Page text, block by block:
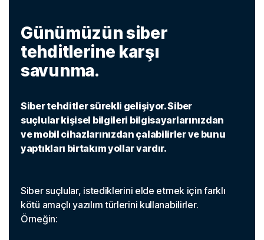
Günümüzün siber
tehditlerine karşı
savunma.
Siber tehditler sürekli gelişiyor. Siber
suçlular kişisel bilgileri bilgisayarlarınızdan
ve mobil cihazlarınızdan çalabilirler ve bunu
yaptıkları birtakım yollar vardır.
Siber suçlular, istediklerini elde etmek için farklı
kötü amaçlı yazılım türlerini kullanabilirler.
Örneğin: